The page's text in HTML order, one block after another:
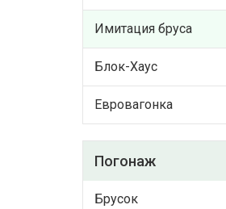
Имитация бруса
Блок-Хаус
Евровагонка
Погонаж
Брусок